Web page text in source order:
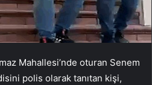
Mahallesi’nde oturan Senem
polis olarak tanıtan kişi,